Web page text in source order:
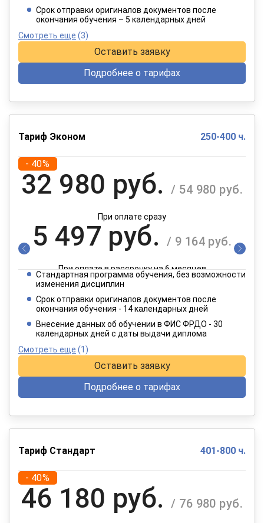
При оплате в рассрочку на 12 месяцев
Срок отправки оригиналов документов после
окончания обучения – 5 календарных дней
Смотреть еще (3)
Оставить заявку
Подробнее о тарифах
Тариф Эконом 250-400 ч.
- 40%
32 980 руб. / 54 980 руб.
При оплате сразу
5 497 руб. / 9 164 руб.
При оплате в рассрочку на 6 месяцев
2 749 руб.
При оплате в рассрочку на 12 месяцев
Стандартная программа обучения, без возможности
изменения дисциплин
Срок отправки оригиналов документов после
окончания обучения - 14 календарных дней
Внесение данных об обучении в ФИС ФРДО - 30
календарных дней с даты выдачи диплома
Смотреть еще (1)
Оставить заявку
Подробнее о тарифах
Тариф Стандарт 401-800 ч.
- 40%
46 180 руб. / 76 980 руб.